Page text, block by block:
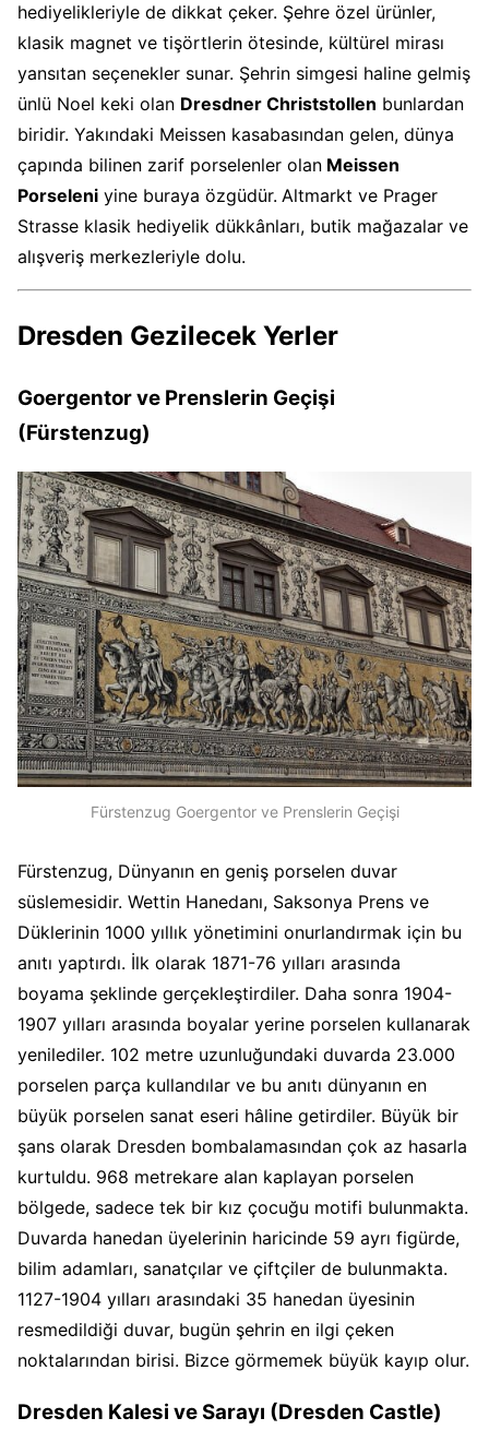
hediyelikleriyle de dikkat çeker. Şehre özel ürünler,
klasik magnet ve tişörtlerin ötesinde, kültürel mirası
yansıtan seçenekler sunar. Şehrin simgesi haline gelmiş
ünlü Noel keki olan Dresdner Christstollen bunlardan
biridir. Yakındaki Meissen kasabasından gelen, dünya
çapında bilinen zarif porselenler olan Meissen
Porseleni yine buraya özgüdür. Altmarkt ve Prager
Strasse klasik hediyelik dükkânları, butik mağazalar ve
alışveriş merkezleriyle dolu.
Dresden Gezilecek Yerler
Goergentor ve Prenslerin Geçişi
(Fürstenzug)
Fürstenzug Goergentor ve Prenslerin Geçişi
Fürstenzug, Dünyanın en geniş porselen duvar
süslemesidir. Wettin Hanedanı, Saksonya Prens ve
Düklerinin 1000 yıllık yönetimini onurlandırmak için bu
anıtı yaptırdı. İlk olarak 1871-76 yılları arasında
boyama şeklinde gerçekleştirdiler. Daha sonra 1904-
1907 yılları arasında boyalar yerine porselen kullanarak
yenilediler. 102 metre uzunluğundaki duvarda 23.000
porselen parça kullandılar ve bu anıtı dünyanın en
büyük porselen sanat eseri hâline getirdiler. Büyük bir
şans olarak Dresden bombalamasından çok az hasarla
kurtuldu. 968 metrekare alan kaplayan porselen
bölgede, sadece tek bir kız çocuğu motifi bulunmakta.
Duvarda hanedan üyelerinin haricinde 59 ayrı figürde,
bilim adamları, sanatçılar ve çiftçiler de bulunmakta.
1127-1904 yılları arasındaki 35 hanedan üyesinin
resmedildiği duvar, bugün şehrin en ilgi çeken
noktalarından birisi. Bizce görmemek büyük kayıp olur.
Dresden Kalesi ve Sarayı (Dresden Castle)